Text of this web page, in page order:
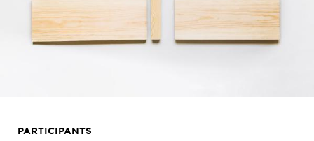
PARTICIPANTS